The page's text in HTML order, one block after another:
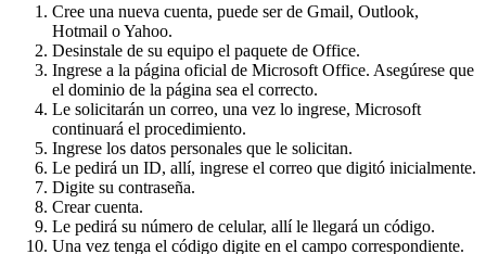
Cree una nueva cuenta, puede ser de Gmail, Outlook,
Hotmail o Yahoo.
Desinstale de su equipo el paquete de Office.
Ingrese a la página oficial de Microsoft Office. Asegúrese que
el dominio de la página sea el correcto.
Le solicitarán un correo, una vez lo ingrese, Microsoft
continuará el procedimiento.
Ingrese los datos personales que le solicitan.
Le pedirá un ID, allí, ingrese el correo que digitó inicialmente.
Digite su contraseña.
Crear cuenta.
Le pedirá su número de celular, allí le llegará un código.
Una vez tenga el código digite en el campo correspondiente.